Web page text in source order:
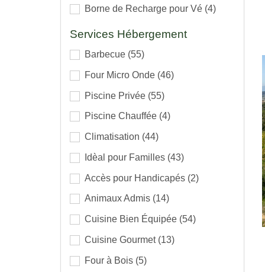
Borne de Recharge pour Vé (4)
Services Hébergement
Barbecue (55)
Four Micro Onde (46)
Piscine Privée (55)
Piscine Chauffée (4)
Climatisation (44)
Idèal pour Familles (43)
Accès pour Handicapés (2)
Animaux Admis (14)
Cuisine Bien Équipée (54)
Cuisine Gourmet (13)
Four à Bois (5)